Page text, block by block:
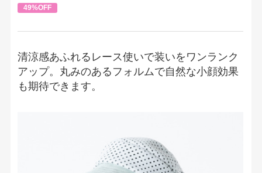
49%OFF
清涼感あふれるレース使いで装いをワンランク
アップ。丸みのあるフォルムで自然な小顔効果
も期待できます。